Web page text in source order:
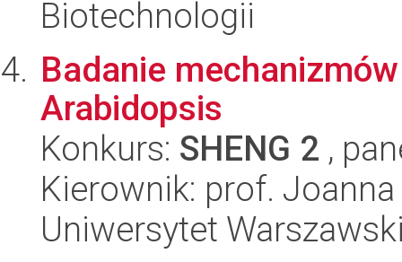
Biotechnologii
Badanie
Arabidopsis
Konkurs: SHENG 2 ,
Kierownik: prof.
Uniwersytet